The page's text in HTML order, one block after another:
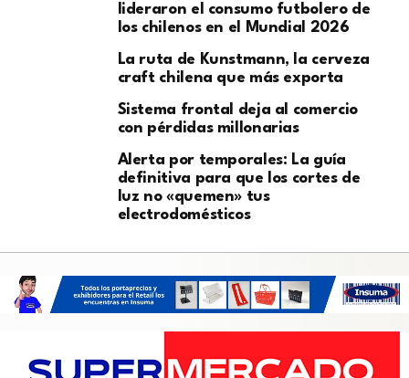
lideraron el consumo futbolero de
los chilenos en el Mundial 2026
La ruta de Kunstmann, la cerveza
craft chilena que más exporta
Sistema frontal deja al comercio
con pérdidas millonarias
Alerta por temporales: La guía
definitiva para que los cortes de
luz no «quemen» tus
electrodomésticos